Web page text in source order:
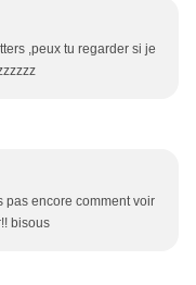
,peux tu regarder si je
pas encore comment voir
bisous